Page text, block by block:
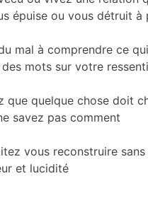
épuise ou vous détruit à
mal à comprendre ce
mots sur votre ressenti
que quelque chose doit
savez pas comment
vous reconstruire
et lucidité